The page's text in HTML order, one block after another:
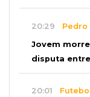
20:29 Pedro
Jovem
disputa
20:01